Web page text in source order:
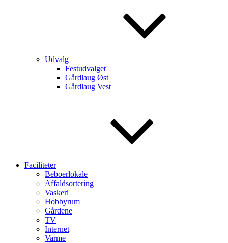
Udvalg
Festudvalget
Gårdlaug Øst
Gårdlaug Vest
Faciliteter
Beboerlokale
Affaldsortering
Vaskeri
Hobbyrum
Gårdene
TV
Internet
Varme